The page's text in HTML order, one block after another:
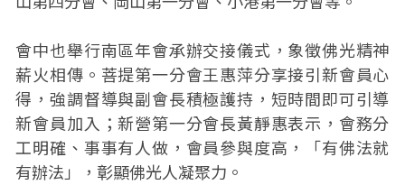
會中也舉行南區年會承辦交接儀式，象徵佛光精神
薪火相傳。菩提第一分會王惠萍分享接引新會員心
得，強調督導與副會長積極護持，短時間即可引導
新會員加入；新營第一分會長黃靜惠表示，會務分
工明確、事事有人做，會員參與度高，「有佛法就
有辦法」，彰顯佛光人凝聚力。